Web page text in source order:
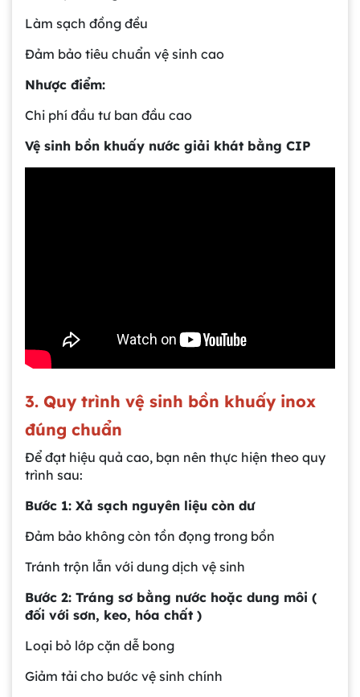
Làm sạch đồng đều
Đảm bảo tiêu chuẩn vệ sinh cao
Nhược điểm:
Chi phí đầu tư ban đầu cao
Vệ sinh bồn khuấy nước giải khát bằng CIP
3. Quy trình vệ sinh bồn khuấy inox
đúng chuẩn
Để đạt hiệu quả cao, bạn nên thực hiện theo quy
trình sau:
Bước 1: Xả sạch nguyên liệu còn dư
Đảm bảo không còn tồn đọng trong bồn
Tránh trộn lẫn với dung dịch vệ sinh
Bước 2: Tráng sơ bằng nước hoặc dung môi (
đối với sơn, keo, hóa chất )
Loại bỏ lớp cặn dễ bong
Giảm tải cho bước vệ sinh chính